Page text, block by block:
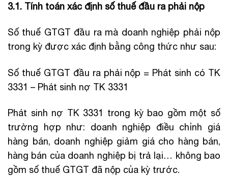
3.1. Tính toán xác định số thuế đầu ra phải nộp
Số thuế GTGT đầu ra mà doanh nghiệp phải nộp
trong kỳ được xác định bằng công thức như sau:
Số thuế GTGT đầu ra phải nộp = Phát sinh có TK
3331 – Phát sinh nợ TK 3331
Phát sinh nợ TK 3331 trong kỳ bao gồm một số
trường hợp như: doanh nghiệp điều chỉnh giá
hàng bán, doanh nghiệp giảm giá cho hàng bán,
hàng bán của doanh nghiệp bị trả lại… không bao
gồm số thuế GTGT đã nộp của kỳ trước.